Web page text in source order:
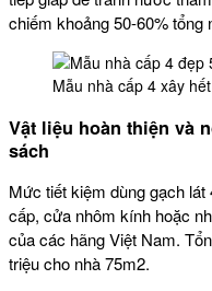
chiếm khoảng 50-60% tổng
Mẫu nhà cấp 4 xây
Vật liệu hoàn thiện và
sách
Mức tiết kiệm dùng gạch
cấp, cửa nhôm kính hoặc
của các hãng Việt Nam.
triệu cho nhà 75m2.